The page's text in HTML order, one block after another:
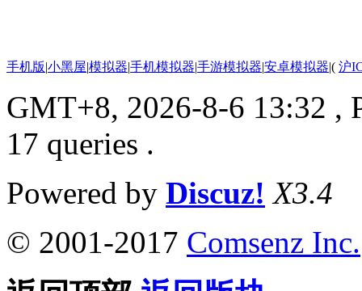
手机版|小黑屋|模拟器|手机模拟器|手游模拟器|安卓模拟器|( 沪
GMT+8, 2026-8-6 13:32 ,
17 queries .
Powered by Discuz! X3.4
© 2001-2017 Comsenz Inc.